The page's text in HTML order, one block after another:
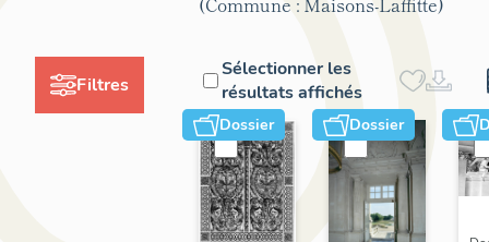
Filtres
Sélectionner les
résultats affichés
Dossier Dossier